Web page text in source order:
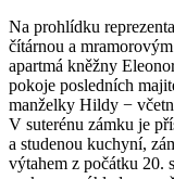
Na prohlídku
čítárnou a
apartmá kněžny
pokoje posledních
manželky Hildy −
V suterénu zámku je
a studenou kuchyní,
výtahem z počátku 20.